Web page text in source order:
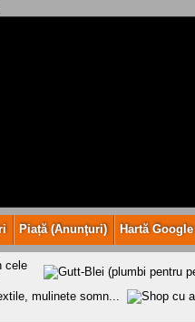
Piață (Anunţuri) Hartă Google